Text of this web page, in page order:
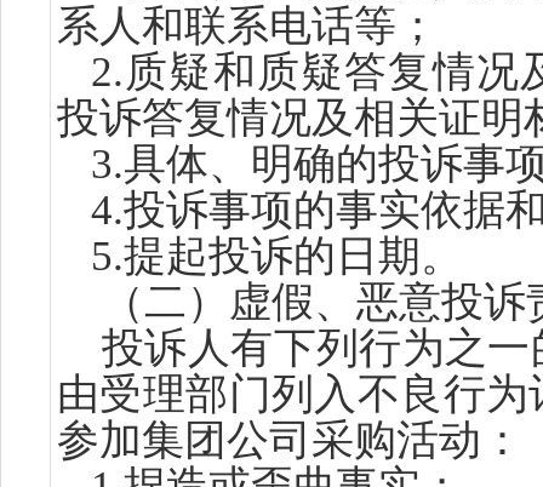
系人和联系电话等；
2.质疑和 质疑答复情况
投诉答复情况及相关证明
3.具体、明确的投诉事
4.投诉事项的事实依据
5.提起投诉的日期。
（二） 虚假、恶意投诉
投诉人有下列行为之
由受理部门列入不良行
参加集团公司采购活动：